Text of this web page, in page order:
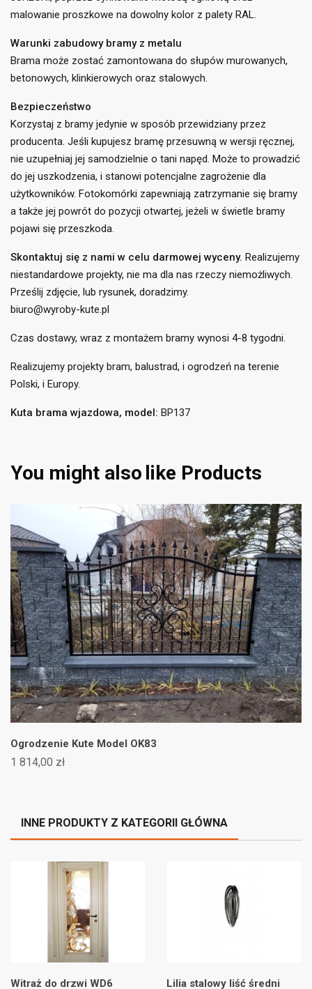
Dodaj do listy życzeń ×
add_circle_outlineUtwórz nową listę
((title))
((label))
((createText))
Zaloguj się
Musisz być zalogowany by zapisać produkty na swojej
liście życzeń.
((cancelText)) ((loginText))
malowanie proszkowe na dowolny kolor z palety RAL.
Warunki zabudowy bramy z metalu
Brama może zostać zamontowana do słupów murowanych,
betonowych, klinkierowych oraz stalowych.
Bezpieczeństwo
Korzystaj z bramy jedynie w sposób przewidziany przez
producenta. Jeśli kupujesz bramę przesuwną w wersji ręcznej,
nie uzupełniaj jej samodzielnie o tani napęd. Może to prowadzić
do jej uszkodzenia, i stanowi potencjalne zagrożenie dla
użytkowników. Fotokomórki zapewniają zatrzymanie się bramy
a także jej powrót do pozycji otwartej, jeżeli w świetle bramy
pojawi się przeszkoda.
Skontaktuj się z nami w celu darmowej wyceny. Realizujemy
niestandardowe projekty, nie ma dla nas rzeczy niemożliwych.
Prześlij zdjęcie, lub rysunek, doradzimy.
biuro@wyroby-kute.pl
Czas dostawy, wraz z montażem bramy wynosi 4-8 tygodni.
Realizujemy projekty bram, balustrad, i ogrodzeń na terenie
Polski, i Europy.
Kuta brama wjazdowa, model: BP137
You might also like Products
Ogrodzenie Kute Model OK83
1 814,00 zł
INNE PRODUKTY Z KATEGORII GŁÓWNA
Witraż do drzwi WD6
Lilia stalowy liść średni